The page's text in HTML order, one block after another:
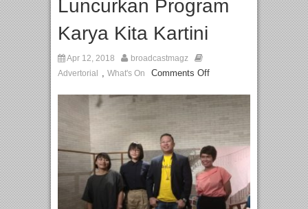
Luncurkan Program
Karya Kita Kartini
Apr 12, 2018
broadcastmagz
Advertorial
, What's On Comments Off